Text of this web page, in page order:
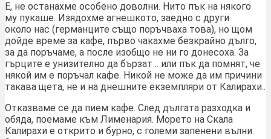
Е, не останахме особено доволни. Нито пък на някого
му пукаше. Изядохме агнешкото, заедно с други
около нас (германците също поръчваха това), но щом
дойде време за кафе, първо чакахме безкрайно дълго,
за да поръчаме, а после изобщо не ни го донесоха. За
гърците е унизително да бързат .. или пък да помнят, че
някой им е поръчал кафе. Никой не може да им причини
такава щета, не и на днешните екземпляри от Калирахи..
Отказваме се да пием кафе. След дългата разходка и
обяда, поемаме към Лименария. Морето на Скала
Калирахи е открито и бурно, с големи запенени вълни.